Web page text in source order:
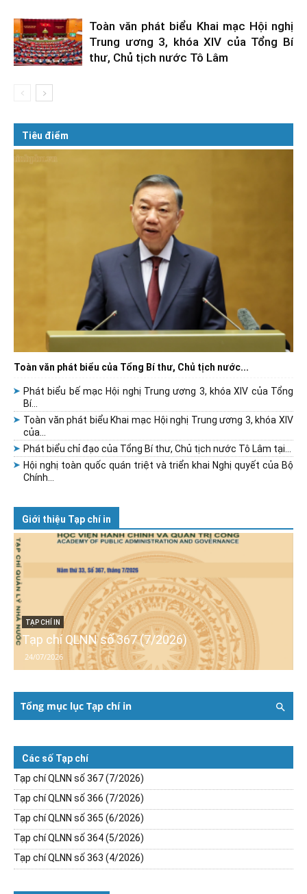
Toàn văn phát biểu Khai mạc Hội nghị
Trung ương 3, khóa XIV của Tổng Bí
thư, Chủ tịch nước Tô Lâm
Tiêu điểm
Toàn văn phát biểu của Tổng Bí thư, Chủ tịch nước...
Phát biểu bế mạc Hội nghị Trung ương 3, khóa XIV của Tổng
Bí...
Toàn văn phát biểu Khai mạc Hội nghị Trung ương 3, khóa XIV
của...
Phát biểu chỉ đạo của Tổng Bí thư, Chủ tịch nước Tô Lâm tại...
Hội nghị toàn quốc quán triệt và triển khai Nghị quyết của Bộ
Chính...
Giới thiệu Tạp chí in
TẠP CHÍ IN
Tạp chí QLNN số 367 (7/2026)
24/07/2026
Tổng mục lục Tạp chí in
Các số Tạp chí
Tạp chí QLNN số 367 (7/2026)
Tạp chí QLNN số 366 (7/2026)
Tạp chí QLNN số 365 (6/2026)
Tạp chí QLNN số 364 (5/2026)
Tạp chí QLNN số 363 (4/2026)